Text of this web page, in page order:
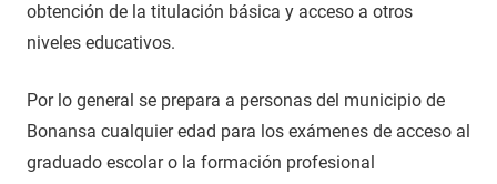
obtención de la titulación básica y acceso a otros
niveles educativos.
Por lo general se prepara a personas del municipio de
Bonansa cualquier edad para los exámenes de acceso al
graduado escolar o la formación profesional